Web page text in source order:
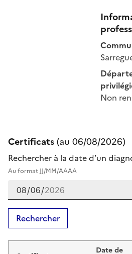
Non
Certificats(au 06/08/2026)
Rechercher à la date d’un
Au format JJ/MM/AAAA
Rechercher
Certificats de manuel
Date de